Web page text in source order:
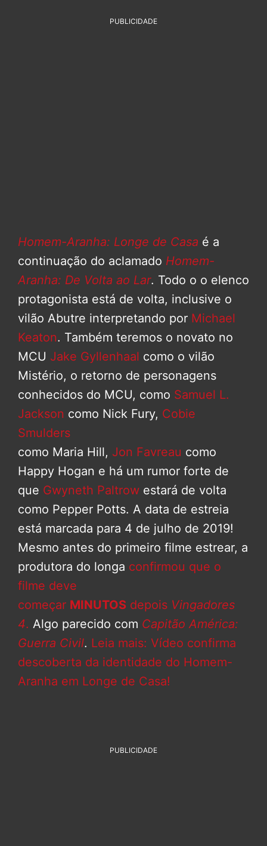
PUBLICIDADE
Homem-Aranha: Longe de Casa é a
continuação do aclamado Homem-
Aranha: De Volta ao Lar. Todo o o elenco
protagonista está de volta, inclusive o
vilão Abutre interpretando por Michael
Keaton. Também teremos o novato no
MCU Jake Gyllenhaal como o vilão
Mistério, o retorno de personagens
conhecidos do MCU, como Samuel L.
Jackson como Nick Fury, Cobie
Smulders
como Maria Hill, Jon Favreau como
Happy Hogan e há um rumor forte de
que Gwyneth Paltrow estará de volta
como Pepper Potts. A data de estreia
está marcada para 4 de julho de 2019!
Mesmo antes do primeiro filme estrear, a
produtora do longa confirmou que o
filme deve
começar MINUTOS depois Vingadores
4. Algo parecido com Capitão América:
Guerra Civil. Leia mais: Vídeo confirma
descoberta da identidade do Homem-
Aranha em Longe de Casa!
PUBLICIDADE